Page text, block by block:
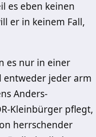
es eben keinen
er in keinem Fall,
es nur in einer
entweder jeder arm
Anders-
Kleinbürger pflegt,
herrschender